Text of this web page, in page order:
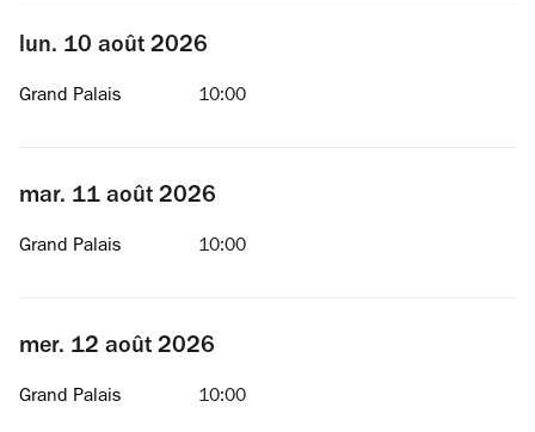
lun. 10 août 2026
Grand Palais 10:00
mar. 11 août 2026
Grand Palais 10:00
mer. 12 août 2026
Grand Palais 10:00